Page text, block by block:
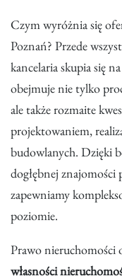
Czym wyróżnia się
Poznań? Przede
kancelaria skupia się
obejmuje nie tylko
ale także rozmaite
projektowaniem,
budowlanych. Dzięki
dogłębnej
zapewniamy
poziomie.
Prawo nieruchomości
własności